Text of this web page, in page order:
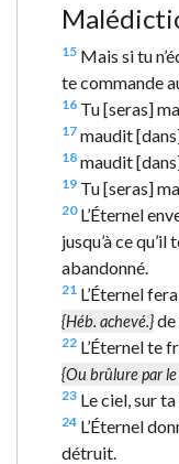
15 Mais si tu
te commande
16 Tu [seras]
17 maudit
18 maudit
19 Tu [seras]
20L’Éternel
jusqu’à ce
abandonné.
21 L’Éternel
{Héb. achevé.}de
22 L’Éternel te
{Ou brûlure par
23 Le ciel, sur
24 L’Éternel
détruit.